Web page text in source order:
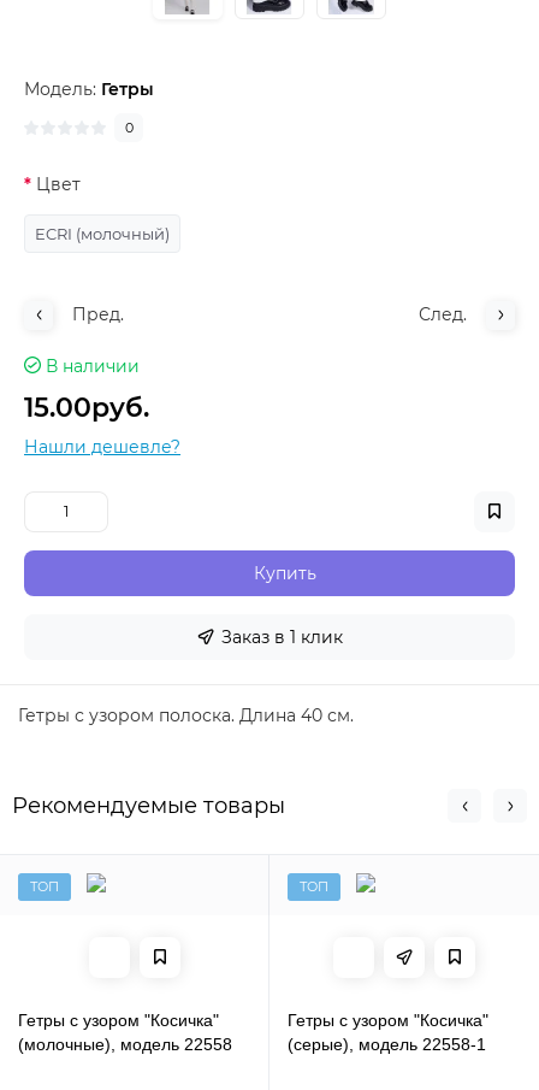
Модель: Гетры
0
Цвет
ECRI (молочный)
Пред. След.
В наличии
15.00руб.
Нашли дешевле?
Купить
Заказ в 1 клик
Гетры с узором полоска. Длина 40 см.
Рекомендуемые товары
ТОП
Гетры с узором "Косичка"
(молочные), модель 22558
ТОП
Гетры с узором "Косичка"
(серые), модель 22558-1